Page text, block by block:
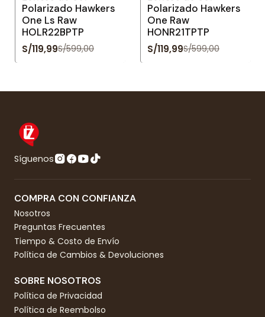
Polarizado Hawkers
One Ls Raw
HOLR22BPTP
S/119,99S/599,00
Polarizado Hawkers
One Raw
HONR21TPTP
S/119,99S/599,00
Síguenos
COMPRA CON CONFIANZA
Nosotros
Preguntas Frecuentes
Tiempo & Costo de Envío
Política de Cambios & Devoluciones
SOBRE NOSOTROS
Política de Privacidad
Política de Reembolso